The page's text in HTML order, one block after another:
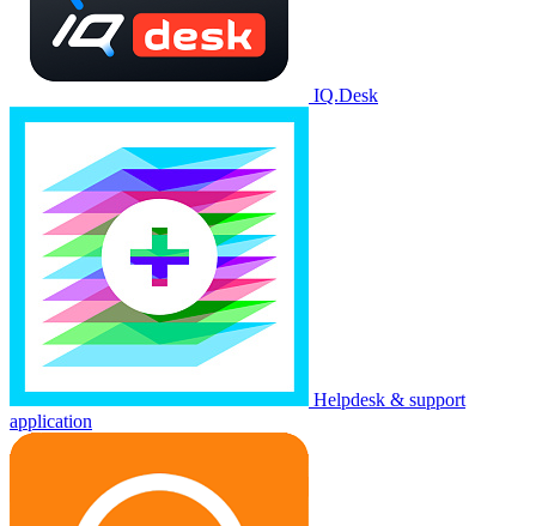
IQ.Desk
Helpdesk & support
application